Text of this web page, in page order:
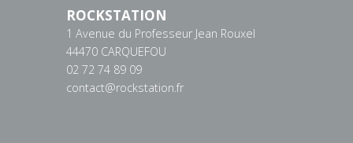
ROCKSTATION
1 Avenue du Professeur Jean Rouxel
44470 CARQUEFOU
02 72 74 89 09
contact@rockstation.fr